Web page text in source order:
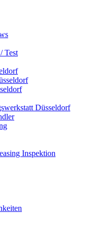
Test
Düsseldorf
Inspektion